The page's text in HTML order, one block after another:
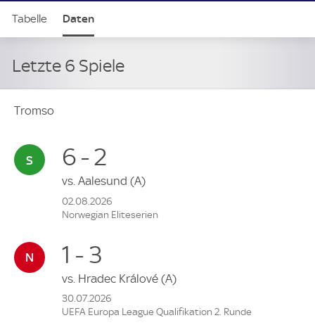
Tabelle Daten
Letzte 6 Spiele
Tromso
6 - 2
vs. Aalesund (A)
02.08.2026
Norwegian Eliteserien
1 - 3
vs. Hradec Králové (A)
30.07.2026
UEFA Europa League Qualifikation 2. Runde